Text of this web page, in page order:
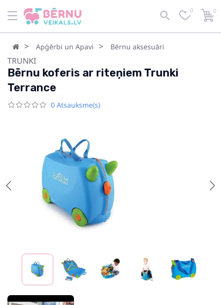
0 0
Apģērbi un Apavi Bērnu aksesuāri
TRUNKI
Bērnu koferis ar riteņiem Trunki
Terrance
0 Atsauksme(s)